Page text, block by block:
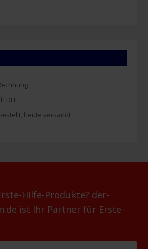
DHL
heute versandt
Hilfe-Produkte? der-
ist Ihr Partner für Erste-